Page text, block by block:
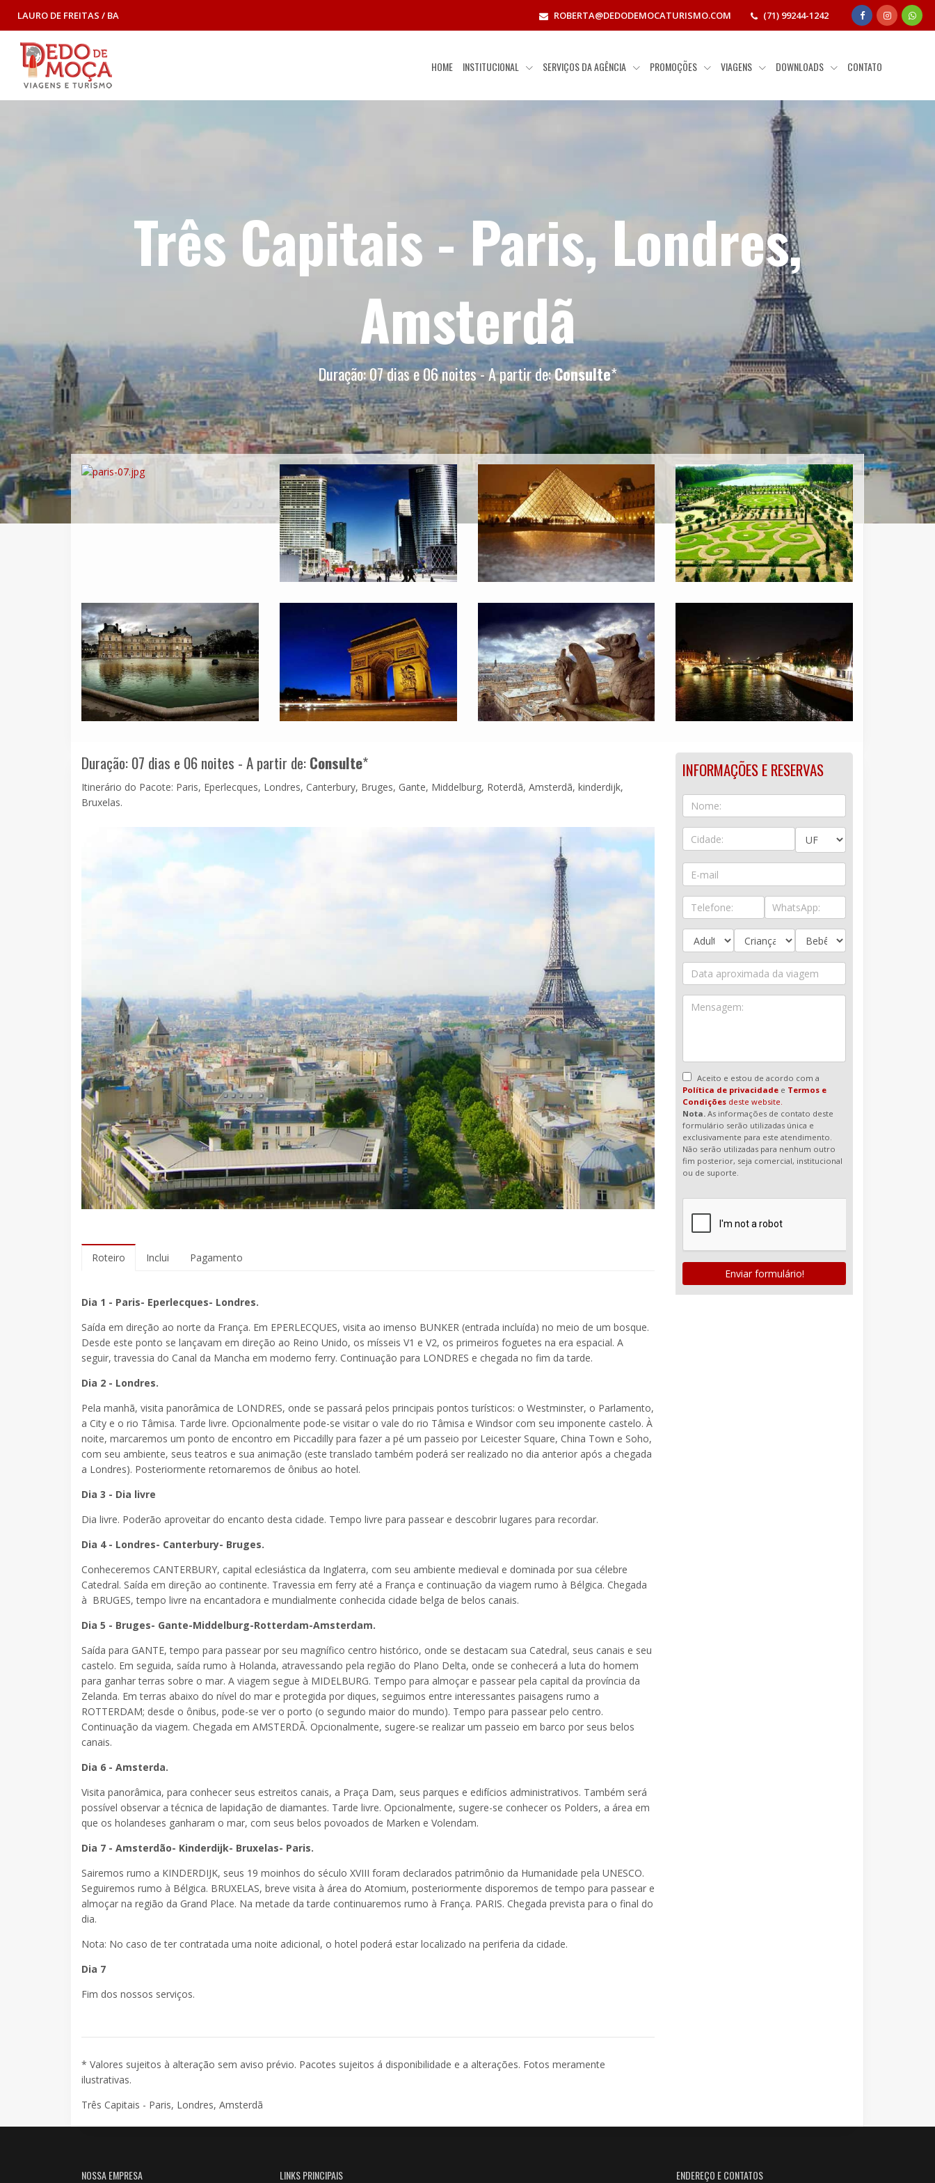
LAURO DE FREITAS / BA ROBERTA@DEDODEMOCATURISMO.COM (71) 99244-1242
HOME INSTITUCIONAL SERVIÇOS DA AGÊNCIA PROMOÇÕES VIAGENS DOWNLOADS CONTATO
Três Capitais - Paris, Londres,
Amsterdã
Duração: 07 dias e 06 noites - A partir de:Consulte*
Duração: 07 dias e 06 noites - A partir de:Consulte*
Itinerário do Pacote: Paris, Eperlecques, Londres, Canterbury, Bruges, Gante, Middelburg, Roterdã, Amsterdã, kinderdijk,
Bruxelas.
Roteiro Inclui Pagamento
Dia 1 - Paris- Eperlecques- Londres.
Saída em direção ao norte da França. Em EPERLECQUES, visita ao imenso BUNKER (entrada incluída) no meio de um bosque.
Desde este ponto se lançavam em direção ao Reino Unido, os mísseis V1 e V2, os primeiros foguetes na era espacial. A
seguir, travessia do Canal da Mancha em moderno ferry. Continuação para LONDRES e chegada no fim da tarde.
Dia 2 - Londres.
Pela manhã, visita panorâmica de LONDRES, onde se passará pelos principais pontos turísticos: o Westminster, o Parlamento,
a City e o rio Tâmisa. Tarde livre. Opcionalmente pode-se visitar o vale do rio Tâmisa e Windsor com seu imponente castelo. À
noite, marcaremos um ponto de encontro em Piccadilly para fazer a pé um passeio por Leicester Square, China Town e Soho,
com seu ambiente, seus teatros e sua animação (este translado também poderá ser realizado no dia anterior após a chegada
a Londres). Posteriormente retornaremos de ônibus ao hotel.
Dia 3 - Dia livre
Dia livre. Poderão aproveitar do encanto desta cidade. Tempo livre para passear e descobrir lugares para recordar.
Dia 4 - Londres- Canterbury- Bruges.
Conheceremos CANTERBURY, capital eclesiástica da Inglaterra, com seu ambiente medieval e dominada por sua célebre
Catedral. Saída em direção ao continente. Travessia em ferry até a França e continuação da viagem rumo à Bélgica. Chegada
à BRUGES, tempo livre na encantadora e mundialmente conhecida cidade belga de belos canais.
Dia 5 - Bruges- Gante-Middelburg-Rotterdam-Amsterdam.
Saída para GANTE, tempo para passear por seu magnífico centro histórico, onde se destacam sua Catedral, seus canais e seu
castelo. Em seguida, saída rumo à Holanda, atravessando pela região do Plano Delta, onde se conhecerá a luta do homem
para ganhar terras sobre o mar. A viagem segue à MIDELBURG. Tempo para almoçar e passear pela capital da província da
Zelanda. Em terras abaixo do nível do mar e protegida por diques, seguimos entre interessantes paisagens rumo a
ROTTERDAM; desde o ônibus, pode-se ver o porto (o segundo maior do mundo). Tempo para passear pelo centro.
Continuação da viagem. Chegada em AMSTERDÃ. Opcionalmente, sugere-se realizar um passeio em barco por seus belos
canais.
Dia 6 - Amsterda.
Visita panorâmica, para conhecer seus estreitos canais, a Praça Dam, seus parques e edifícios administrativos. Também será
possível observar a técnica de lapidação de diamantes. Tarde livre. Opcionalmente, sugere-se conhecer os Polders, a área em
que os holandeses ganharam o mar, com seus belos povoados de Marken e Volendam.
Dia 7 - Amsterdão- Kinderdijk- Bruxelas- Paris.
Sairemos rumo a KINDERDIJK, seus 19 moinhos do século XVIII foram declarados patrimônio da Humanidade pela UNESCO.
Seguiremos rumo à Bélgica. BRUXELAS, breve visita à área do Atomium, posteriormente disporemos de tempo para passear e
almoçar na região da Grand Place. Na metade da tarde continuaremos rumo à França. PARIS. Chegada prevista para o final do
dia.
Nota: No caso de ter contratada uma noite adicional, o hotel poderá estar localizado na periferia da cidade.
Dia 7
Fim dos nossos serviços.
* Valores sujeitos à alteração sem aviso prévio. Pacotes sujeitos á disponibilidade e a alterações. Fotos meramente
ilustrativas.
Três Capitais - Paris, Londres, Amsterdã
INFORMAÇÕES E RESERVAS
Aceito e estou de acordo com a
Política de privacidade e Termos e
Condições deste website.
Nota. As informações de contato deste
formulário serão utilizadas única e
exclusivamente para este atendimento.
Não serão utilizadas para nenhum outro
fim posterior, seja comercial, institucional
ou de suporte.
Enviar formulário!
NOSSA EMPRESA LINKS PRINCIPAIS ENDEREÇO E CONTATOS